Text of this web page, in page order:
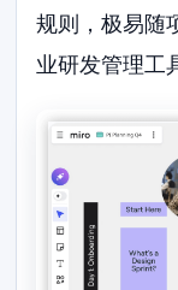
规则，极易随
业研发管理工